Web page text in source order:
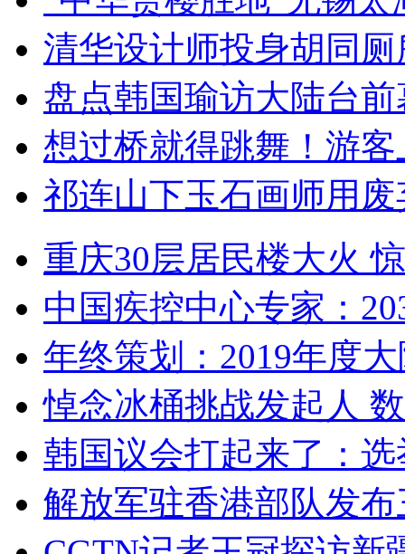
清华设计师投身胡同
盘点韩国瑜访大陆台
想过桥就得跳舞！游客
祁连山下玉石画师用
重庆30层居民楼大火
中国疾控中心专家：
年终策划：2019年度
悼念冰桶挑战发起人
韩国议会打起来了：
解放军驻香港部队发